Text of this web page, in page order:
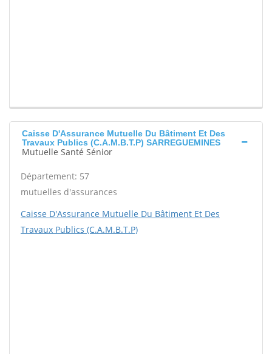
Caisse D'Assurance Mutuelle Du Bâtiment Et Des
Travaux Publics (C.A.M.B.T.P) SARREGUEMINES
Mutuelle Santé Sénior
Département: 57
mutuelles d'assurances
Caisse D'Assurance Mutuelle Du Bâtiment Et Des
Travaux Publics (C.A.M.B.T.P)